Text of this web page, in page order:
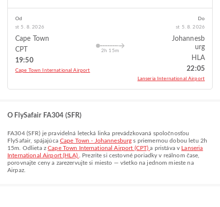
Od
st 5. 8. 2026
Cape Town
CPT
19:50
Cape Town International Airport
2h 15m
Do
st 5. 8. 2026
Johannesb
urg
HLA
22:05
Lanseria International Airport
O FlySafair FA304 (SFR)
FA304(SFR) je pravidelná letecká linka prevádzkovaná spoločnosťou
FlySafair, spájajúca Cape Town - Johannesburg s priemernou dobou letu 2h
15m
. Odlieta zCape Town International Airport (CPT)a pristáva v Lanseria
International Airport (HLA)
. Prezrite si cestovné poriadky v reálnom čase,
porovnajte ceny a zarezervujte si miesto — všetko na jednom mieste na
Airpaz.